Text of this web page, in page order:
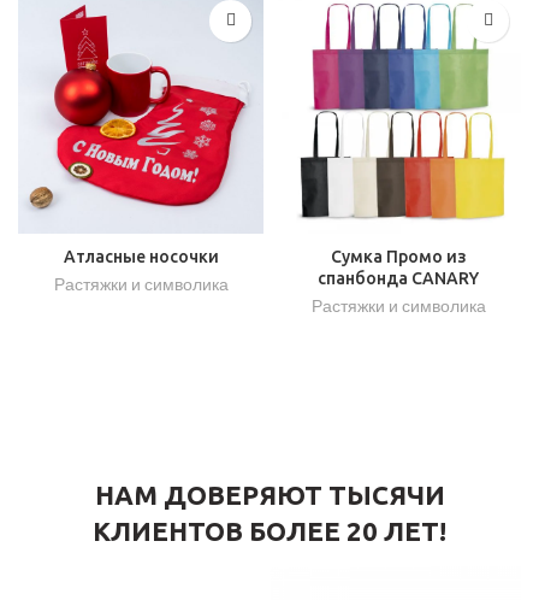
Атласные носочки
Растяжки и символика
Сумка Промо из
спанбонда CANARY
Растяжки и символика
НАМ ДОВЕРЯЮТ ТЫСЯЧИ
КЛИЕНТОВ БОЛЕЕ 20 ЛЕТ!